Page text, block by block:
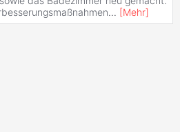
... [Mehr]